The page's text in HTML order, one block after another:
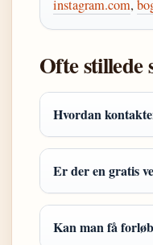
instagram.com,
Ofte stillede
Hvordan
Er der en gratis
Kan man få